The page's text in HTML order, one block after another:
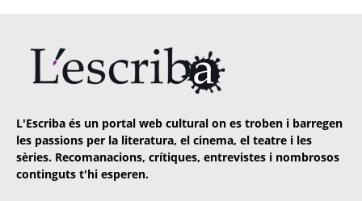
L'Escriba és un portal web cultural on es troben i barregen
les passions per la literatura, el cinema, el teatre i les
sèries. Recomanacions, crítiques, entrevistes i nombrosos
continguts t'hi esperen.